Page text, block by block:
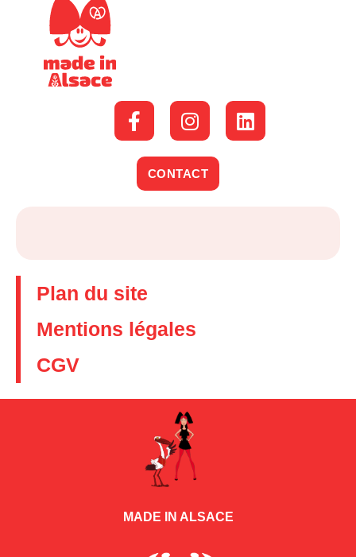
CONTACT
Plan du site
Mentions légales
CGV
MADE IN ALSACE